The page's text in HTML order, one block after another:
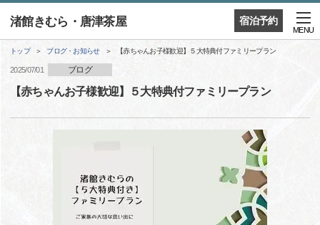
宿泊予約
渚館きむら・唐津茶屋
MENU
トップ ブログ・お知らせ 【赤ちゃんお子様歓迎】５大特典付ファミリープラン
2025/07/01 ブログ
【赤ちゃんお子様歓迎】５大特典付ファミリープラン